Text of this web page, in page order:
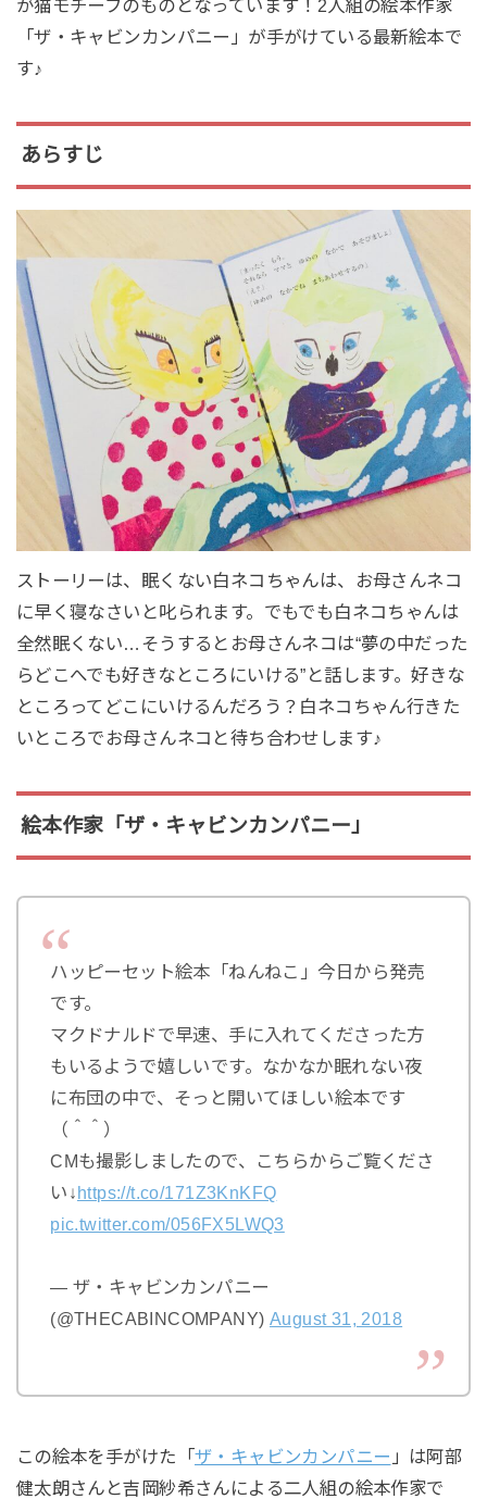
が猫モチーフのものとなっています！2人組の絵本作家
「ザ・キャビンカンパニー」が手がけている最新絵本で
す♪
あらすじ
ストーリーは、眠くない白ネコちゃんは、お母さんネコ
に早く寝なさいと叱られます。でもでも白ネコちゃんは
全然眠くない…そうするとお母さんネコは“夢の中だった
らどこへでも好きなところにいける”と話します。好きな
ところってどこにいけるんだろう？白ネコちゃん行きた
いところでお母さんネコと待ち合わせします♪
絵本作家「ザ・キャビンカンパニー」
ハッピーセット絵本「ねんねこ」今日から発売
です。
マクドナルドで早速、手に入れてくださった方
もいるようで嬉しいです。なかなか眠れない夜
に布団の中で、そっと開いてほしい絵本です
（＾＾）
CMも撮影しましたので、こちらからご覧くださ
い↓ https://t.co/171Z3KnKFQ
pic.twitter.com/056FX5LWQ3
— ザ・キャビンカンパニー
(@THECABINCOMPANY) August 31, 2018
この絵本を手がけた「ザ・キャビンカンパニー 」は阿部
健太朗さんと吉岡紗希さんによる二人組の絵本作家で